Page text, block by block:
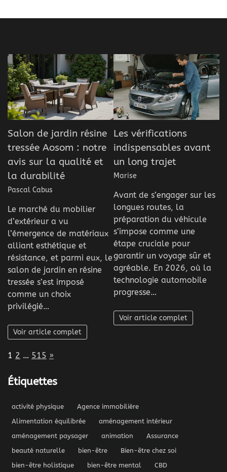
Salon de jardin résine
tressée Aosom : notre
avis sur la qualité et
la durabilité
Pascal Cabus
Le marché du mobilier
d’extérieur a vu
l’émergence de matériaux
alliant esthétique et
résistance, et parmi eux, le
salon de jardin en résine
tressée s’est imposé
comme un choix
privilégié…
Voir article complet
Les vérifications
indispensables avant
un long trajet
Marise
Avant de s’engager sur les
longues routes, la
préparation du véhicule
s’impose comme une
étape cruciale pour
garantir un voyage sûr et
agréable. En 2026, où la
technologie automobile
progresse…
Voir article complet
Page:
1 2 … 515 Next
»
Étiquettes
activité physique
Agence immobilière
Alimentation équilibrée
aménagement intérieur
aménagement paysager
animation
Assurance
beauté naturelle
bien-être
Bien-être chez soi
bien-être holistique
bien-être mental
CBD